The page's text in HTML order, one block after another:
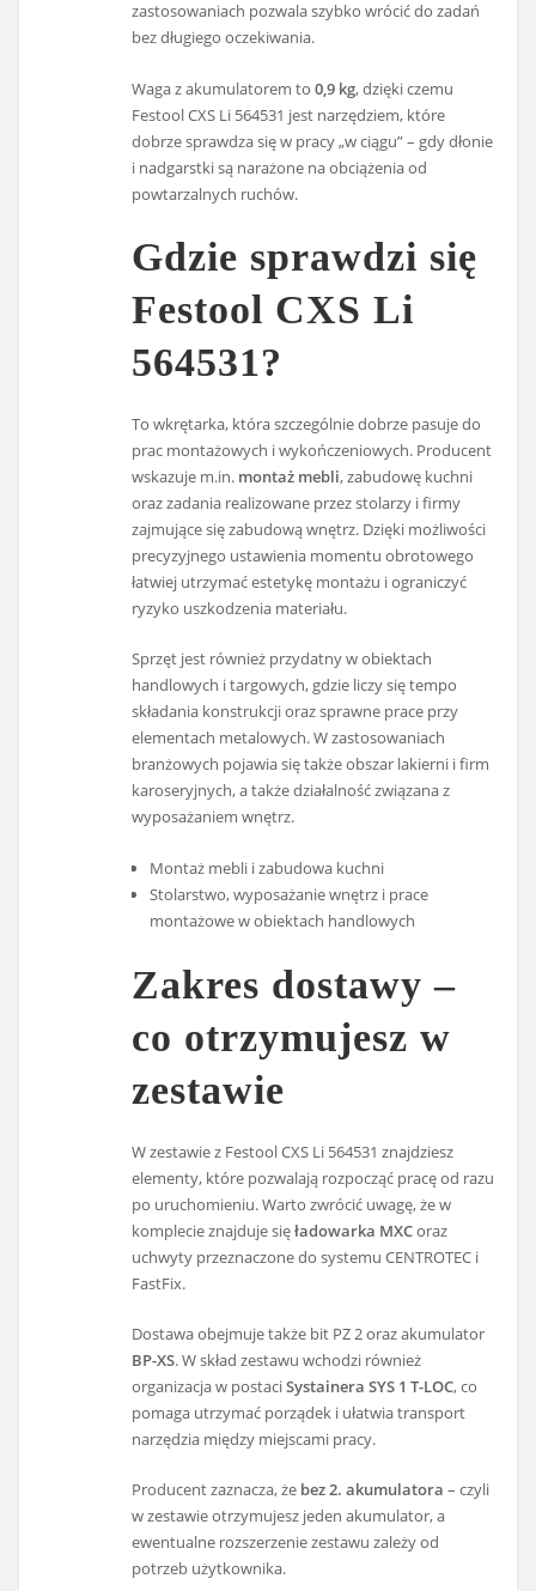
zastosowaniach pozwala szybko wrócić do zadań
bez długiego oczekiwania.
Waga z akumulatorem to0,9 kg, dzięki czemu
Festool CXS Li 564531 jest narzędziem, które
dobrze sprawdza się w pracy „w ciągu” – gdy dłonie
i nadgarstki są narażone na obciążenia od
powtarzalnych ruchów.
Gdzie sprawdzi się
Festool CXS Li
564531?
To wkrętarka, która szczególnie dobrze pasuje do
prac montażowych i wykończeniowych. Producent
wskazuje m.in. montaż mebli, zabudowę kuchni
oraz zadania realizowane przez stolarzy i firmy
zajmujące się zabudową wnętrz. Dzięki możliwości
precyzyjnego ustawienia momentu obrotowego
łatwiej utrzymać estetykę montażu i ograniczyć
ryzyko uszkodzenia materiału.
Sprzęt jest również przydatny w obiektach
handlowych i targowych, gdzie liczy się tempo
składania konstrukcji oraz sprawne prace przy
elementach metalowych. W zastosowaniach
branżowych pojawia się także obszar lakierni i firm
karoseryjnych, a także działalność związana z
wyposażaniem wnętrz.
Montaż mebli i zabudowa kuchni
Stolarstwo, wyposażanie wnętrz i prace
montażowe w obiektach handlowych
Zakres dostawy –
co otrzymujesz w
zestawie
W zestawie z Festool CXS Li 564531 znajdziesz
elementy, które pozwalają rozpocząć pracę od razu
po uruchomieniu. Warto zwrócić uwagę, że w
komplecie znajduje sięładowarka MXCoraz
uchwyty przeznaczone do systemu CENTROTEC i
FastFix.
Dostawa obejmuje także bit PZ 2 oraz akumulator
BP-XS. W skład zestawu wchodzi również
organizacja w postaciSystainera SYS 1 T-LOC, co
pomaga utrzymać porządek i ułatwia transport
narzędzia między miejscami pracy.
Producent zaznacza, że bez 2. akumulatora – czyli
w zestawie otrzymujesz jeden akumulator, a
ewentualne rozszerzenie zestawu zależy od
potrzeb użytkownika.